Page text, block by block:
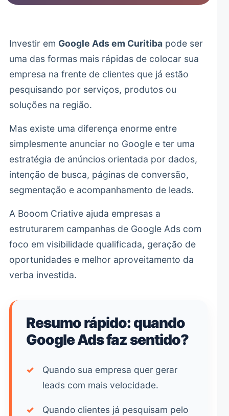
Investir em Google Ads em Curitiba pode ser
uma das formas mais rápidas de colocar sua
empresa na frente de clientes que já estão
pesquisando por serviços, produtos ou
soluções na região.
Mas existe uma diferença enorme entre
simplesmente anunciar no Google e ter uma
estratégia de anúncios orientada por dados,
intenção de busca, páginas de conversão,
segmentação e acompanhamento de leads.
A Booom Criative ajuda empresas a
estruturarem campanhas de Google Ads com
foco em visibilidade qualificada, geração de
oportunidades e melhor aproveitamento da
verba investida.
Resumo rápido: quando
Google Ads faz sentido?
✓
Quando sua empresa quer gerar
leads com mais velocidade.
✓
Quando clientes já pesquisam pelo